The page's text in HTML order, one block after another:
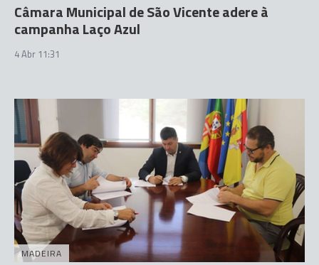
Câmara Municipal de São Vicente adere à
campanha Laço Azul
4 Abr 11:31
MADEIRA